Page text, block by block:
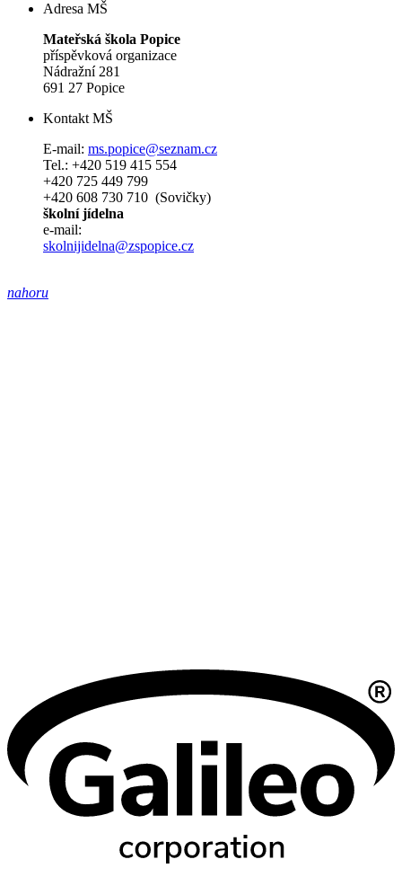
Adresa MŠ
Mateřská škola Popice
příspěvková organizace
Nádražní 281
691 27 Popice
Kontakt MŠ
E-mail: ms.popice@seznam.cz
Tel.: +420 519 415 554
+420 725 449 799
+420 608 730 710 (Sovičky)
školní jídelna
e-mail:
skolnijidelna@zspopice.cz
nahoru